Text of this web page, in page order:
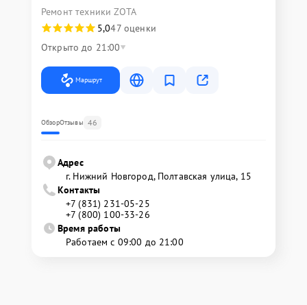
Ремонт техники ZOTA
5,047 оценки
Открыто до 21:00
Маршрут
ОбзорОтзывы 46
Адрес
г. Нижний Новгород, Полтавская улица, 15
Контакты
+7 (831) 231-05-25
+7 (800) 100-33-26
Время работы
Работаем с 09:00 до 21:00